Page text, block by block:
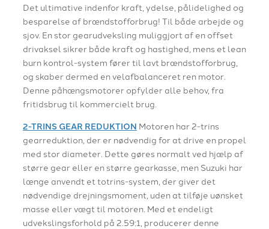
Det ultimative indenfor kraft, ydelse, pålidelighed og
besparelse af brændstofforbrug! Til både arbejde og
sjov. En stor gearudveksling muliggjort af en offset
drivaksel sikrer både kraft og hastighed, mens et lean
burn kontrol-system fører til lavt brændstofforbrug,
og skaber dermed en velafbalanceret ren motor.
Denne påhængsmotorer opfylder alle behov, fra
fritidsbrug til kommercielt brug.
2-TRINS GEAR REDUKTION Motoren har 2-trins
gearreduktion, der er nødvendig for at drive en propel
med stor diameter. Dette gøres normalt ved hjælp af
større gear eller en større gearkasse, men Suzuki har
længe anvendt et totrins-system, der giver det
nødvendige drejningsmoment, uden at tilføje uønsket
masse eller vægt til motoren. Med et endeligt
udvekslingsforhold på 2.59:1, producerer denne